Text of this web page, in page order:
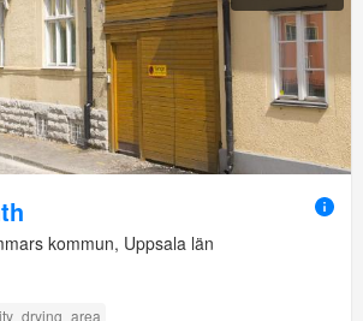
kommun, Uppsala län